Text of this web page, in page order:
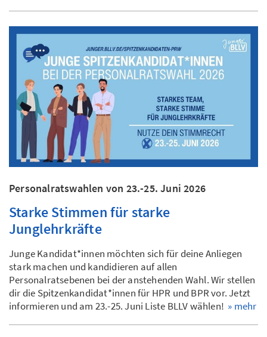
Personalratswahlen von 23.-25. Juni 2026
Starke Stimmen für starke
Junglehrkräfte
Junge Kandidat*innen möchten sich für deine Anliegen
stark machen und kandidieren auf allen
Personalratsebenen bei der anstehenden Wahl. Wir stellen
dir die Spitzenkandidat*innen für HPR und BPR vor. Jetzt
informieren und am 23.-25. Juni Liste BLLV wählen! » mehr